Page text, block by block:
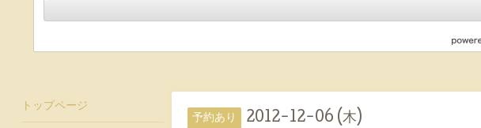
予約あり 2012-12-06 (木)
トップページ